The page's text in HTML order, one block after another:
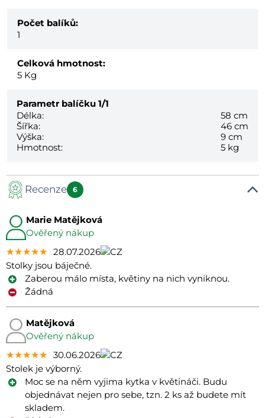
Počet balíků:
1
Celková hmotnost:
5 Kg
Parametr balíčku 1/1
Délka:
58 cm
Šířka:
46 cm
Výška:
9 cm
Hmotnost:
5 kg
Recenze 6
Marie Matějková
Ověřený nákup
★★★★★
★★★★★
★★★★★ 28.07.2026
Stolky jsou báječné.
Zaberou málo místa, květiny na nich vyniknou.
Žádná
Matějková
Ověřený nákup
★★★★★
★★★★★
★★★★★ 30.06.2026
Stolek je výborný.
Moc se na něm vyjima kytka v květináči. Budu
objednávat nejen pro sebe, tzn. 2 ks až budete mít
skladem.